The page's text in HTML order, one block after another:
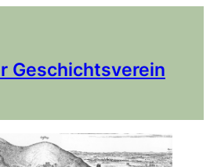
Geschichtsverein